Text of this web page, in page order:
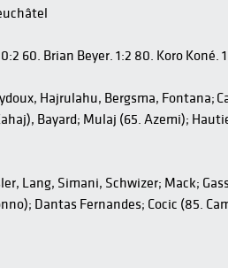
60. Brian Beyer. 1:2 80. Koro Koné.
Hajrulahu, Bergsma, Fontana;
Bayard; Mulaj (65. Azemi);
Lang, Simani, Schwizer; Mack;
Dantas Fernandes; Cocic (85.